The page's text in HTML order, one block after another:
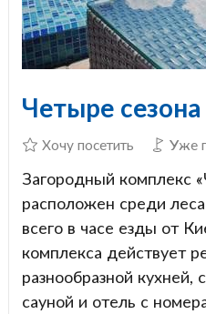
Четыре сезона
Хочу посетить Уже
Загородный комплекс
расположен среди
всего в часе езды от
комплекса действует
разнообразной
сауной и отель с